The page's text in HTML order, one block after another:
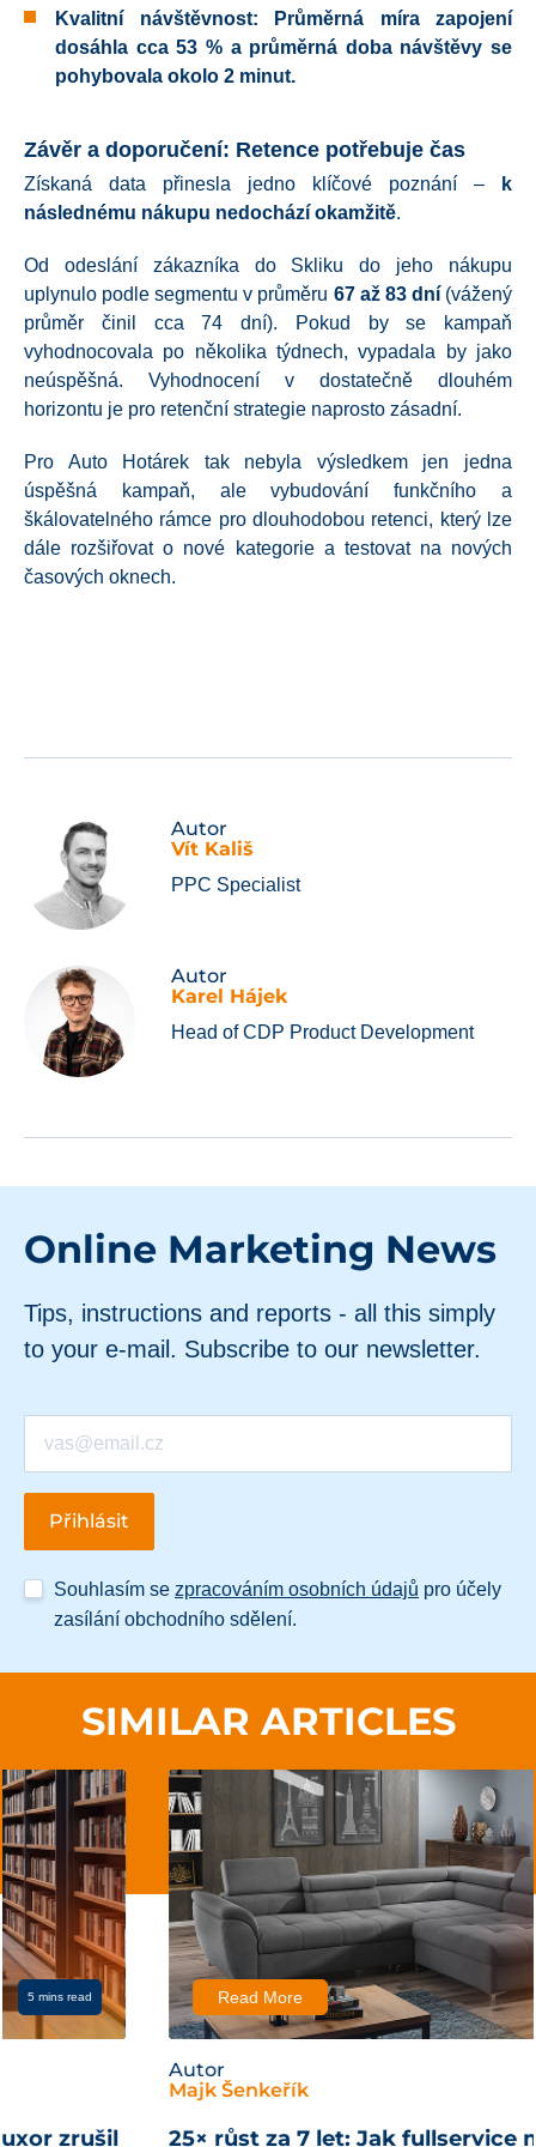
Kvalitní návštěvnost: Průměrná míra zapojení
dosáhla cca53 %a průměrná doba návštěvy se
pohybovala okolo 2 minut.
Závěr a doporučení: Retence potřebuje čas
Získaná data přinesla jedno klíčové poznání –
k
následnému nákupu nedochází okamžitě.
Od odeslání zákazníka do Skliku do jeho nákupu
uplynulo podle segmentu v průměru 67 až 83 dní(vážený
průměr činil cca 74 dní). Pokud by se kampaň
vyhodnocovala po několika týdnech, vypadala by jako
neúspěšná. Vyhodnocení v dostatečně dlouhém
horizontu je pro retenční strategie naprosto zásadní.
Pro Auto Hotárek tak nebyla výsledkem jen jedna
úspěšná kampaň, ale vybudování funkčního a
škálovatelného rámce pro dlouhodobou retenci, který lze
dále rozšiřovat o nové kategorie a testovat na nových
časových oknech.
Autor
Vít Kališ
PPC Specialist
Autor
Karel Hájek
Head of CDP Product Development
Online Marketing News
Tips, instructions and reports - all this simply
to your e-mail. Subscribe to our newsletter.
Souhlasím se zpracováním osobních údajů pro účely
zasílání obchodního sdělení.
SIMILAR ARTICLES
Read More 12 mins read
25× růst za 7 let: Jak fullservice model